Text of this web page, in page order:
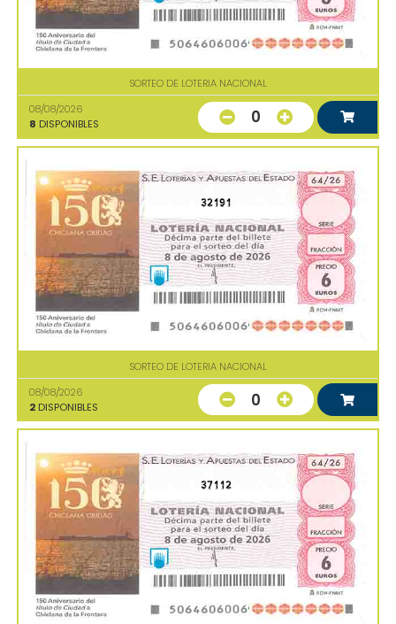
SORTEO DE LOTERIA NACIONAL
08/08/2026
8 DISPONIBLES 0
32191
SORTEO DE LOTERIA NACIONAL
08/08/2026
2 DISPONIBLES 0
37112